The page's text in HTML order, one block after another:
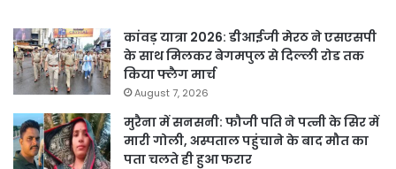
कांवड़ यात्रा 2026: डीआईजी मेरठ ने एसएसपी
के साथ मिलकर बेगमपुल से दिल्ली रोड तक
किया फ्लैग मार्च
August 7, 2026
मुरैना में सनसनी: फौजी पति ने पत्नी के सिर में
मारी गोली, अस्पताल पहुंचाने के बाद मौत का
पता चलते ही हुआ फरार